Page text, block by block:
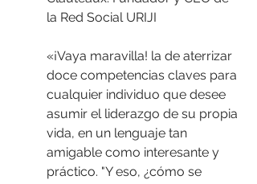
la Red Social URIJI
«¡Vaya maravilla! la de aterrizar
doce competencias claves para
cualquier individuo que desee
asumir el liderazgo de su propia
vida, en un lenguaje tan
amigable como interesante y
práctico. "Y eso, ¿cómo se